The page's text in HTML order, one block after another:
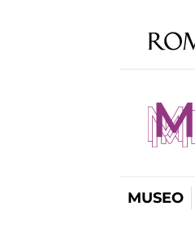
MUSEO